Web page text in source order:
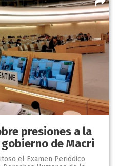
presiones a la
de Macri
el Examen Periódico